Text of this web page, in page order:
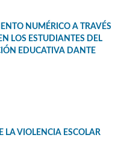
NUMÉRICO A TRAVÉS
LOS ESTUDIANTES DEL
EDUCATIVA DANTE
LA VIOLENCIA ESCOLAR